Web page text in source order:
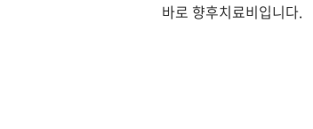
바로 향후치료비입니다.